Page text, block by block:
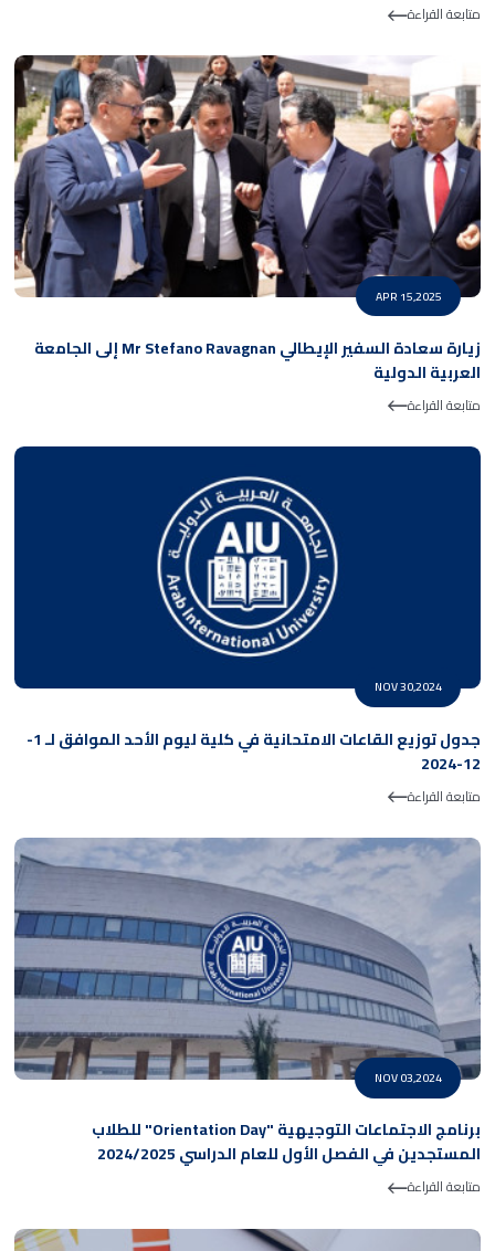
متابعة القراءة
APR 15,2025
زيارة سعادة السفير الإيطالي Mr Stefano Ravagnan إلى الجامعة
العربية الدولية
متابعة القراءة
NOV 30,2024
جدول توزيع القاعات الامتحانية في كلية ليوم الأحد الموافق لـ 1-
12-2024
متابعة القراءة
NOV 03,2024
برنامج الاجتماعات التوجيهية "Orientation Day" للطلاب
المستجدين في الفصل الأول للعام الدراسي 2024/2025
متابعة القراءة